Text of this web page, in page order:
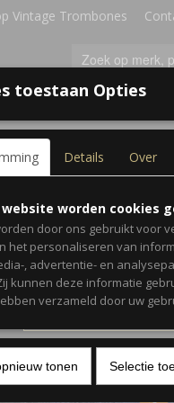
Vintage Trombones
1 of meerdere opties
toestaan Opties
Details Over
website worden cookies
door ons gebruikt voor
het personaliseren van
, advertentie- en
kunnen deze informatie
verzameld door uw
tonen Selectie